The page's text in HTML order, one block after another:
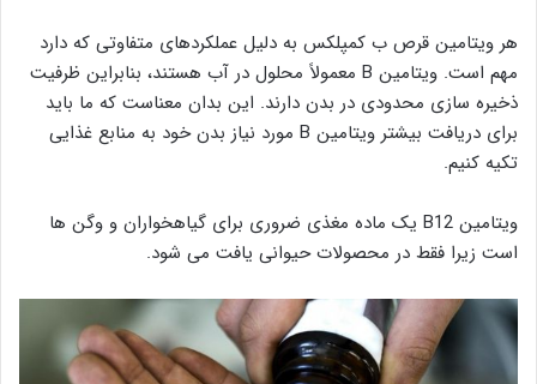
هر ویتامین قرص ب کمپلکس به دلیل عملکردهای متفاوتی که دارد
مهم است. ویتامین B معمولاً محلول در آب هستند، بنابراین ظرفیت
ذخیره سازی محدودی در بدن دارند. این بدان معناست که ما باید
برای دریافت بیشتر ویتامین B مورد نیاز بدن خود به منابع غذایی
تکیه کنیم.
ویتامین B12 یک ماده مغذی ضروری برای گیاهخواران و وگن ها
است زیرا فقط در محصولات حیوانی یافت می شود.